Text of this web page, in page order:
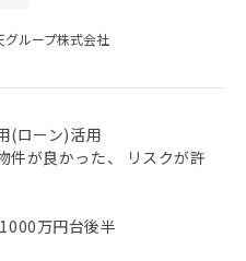
グループ株式会社
(ローン)活用
件が良かった、 リスクが許
万円台後半